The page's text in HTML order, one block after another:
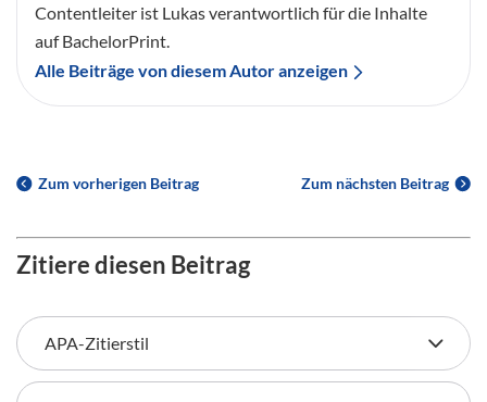
Contentleiter ist Lukas verantwortlich für die Inhalte
auf BachelorPrint.
Alle Beiträge von diesem Autor anzeigen
Zum vorherigen Beitrag Zum nächsten Beitrag
Zitiere diesen Beitrag